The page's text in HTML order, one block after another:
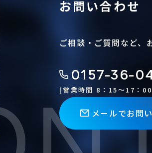
お問い合わせ
ご相談・ご質問など、
0157-36-
[営業時間 8：15〜17：
メールでお問